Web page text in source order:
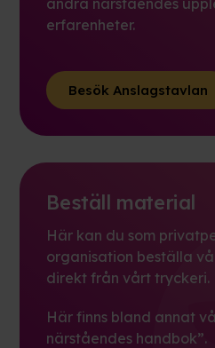
erfarenheter.
Besök Anslagstavlan
Beställ material
Här kan du som
organisation beställa
direkt från vårt tryckeri.
Här finns bland annat
närståendes handbok”.